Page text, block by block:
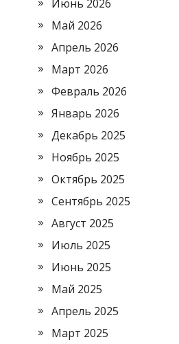
Июнь 2026
Май 2026
Апрель 2026
Март 2026
Февраль 2026
Январь 2026
Декабрь 2025
Ноябрь 2025
Октябрь 2025
Сентябрь 2025
Август 2025
Июль 2025
Июнь 2025
Май 2025
Апрель 2025
Март 2025